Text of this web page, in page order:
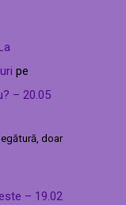
pe
– 20.05
doar
– 19.02